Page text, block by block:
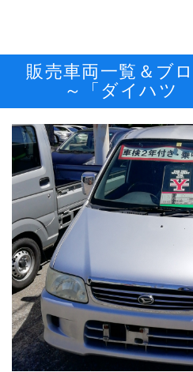
販売車両一覧＆ブ
～「ダイハツ